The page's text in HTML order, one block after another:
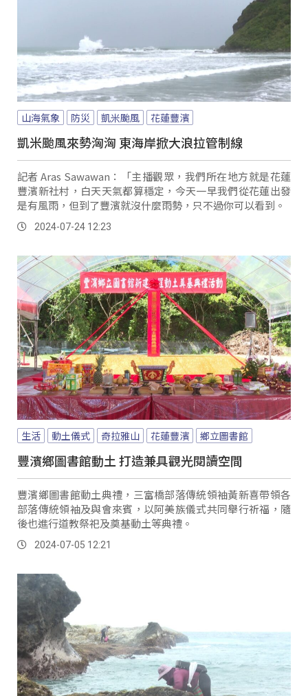
山海氣象 防災 凱米颱風 花蓮豐濱
凱米颱風來勢洶洶 東海岸掀大浪拉管制線
記者 Aras Sawawan：「主播觀眾，我們所在地方就是花蓮
豐濱新社村，白天天氣都算穩定，今天一早我們從花蓮出發
是有風雨，但到了豐濱就沒什麼雨勢，只不過你可以看到。
2024-07-24 12:23
生活 動土儀式 奇拉雅山 花蓮豐濱 鄉立圖書館
豐濱鄉圖書館動土 打造兼具觀光閱讀空間
豐濱鄉圖書館動土典禮，三富橋部落傳統領袖黃新喜帶領各
部落傳統領袖及與會來賓，以阿美族儀式共同舉行祈福，隨
後也進行道教祭祀及奠基動土等典禮。
2024-07-05 12:21